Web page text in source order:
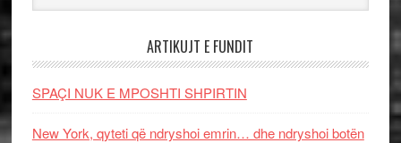
ARTIKUJT E FUNDIT
SPAÇI NUK E MPOSHTI SHPIRTIN
New York, qyteti që ndryshoi emrin… dhe ndryshoi botën